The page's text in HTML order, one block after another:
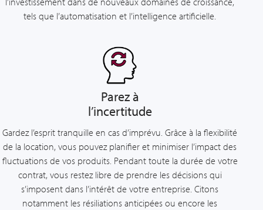
tels que l’automatisation et l’intelligence artificielle.
Parez à
l’incertitude
Gardez l’esprit tranquille en cas d’imprévu. Grâce à la flexibilité
de la location, vous pouvez planifier et minimiser l’impact des
fluctuations de vos produits. Pendant toute la durée de votre
contrat, vous restez libre de prendre les décisions qui
s’imposent dans l’intérêt de votre entreprise. Citons
notamment les résiliations anticipées ou encore les